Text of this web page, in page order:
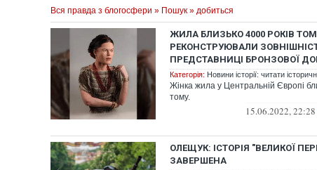
Вся правда з блогосфери » Пошук » добиться
ЖИЛА БЛИЗЬКО 4000 РОКІВ
РЕКОНСТРУЮВАЛИ
ПРЕДСТАВНИЦІ БРОНЗОВОЇ
Категорія: Новини історії: читати
Жінка жила у Центральній Європі
тому.
15.06.2022, 22:28
ОЛЕЩУК: ІСТОРІЯ "ВЕЛИКОЇ
ЗАВЕРШЕНА